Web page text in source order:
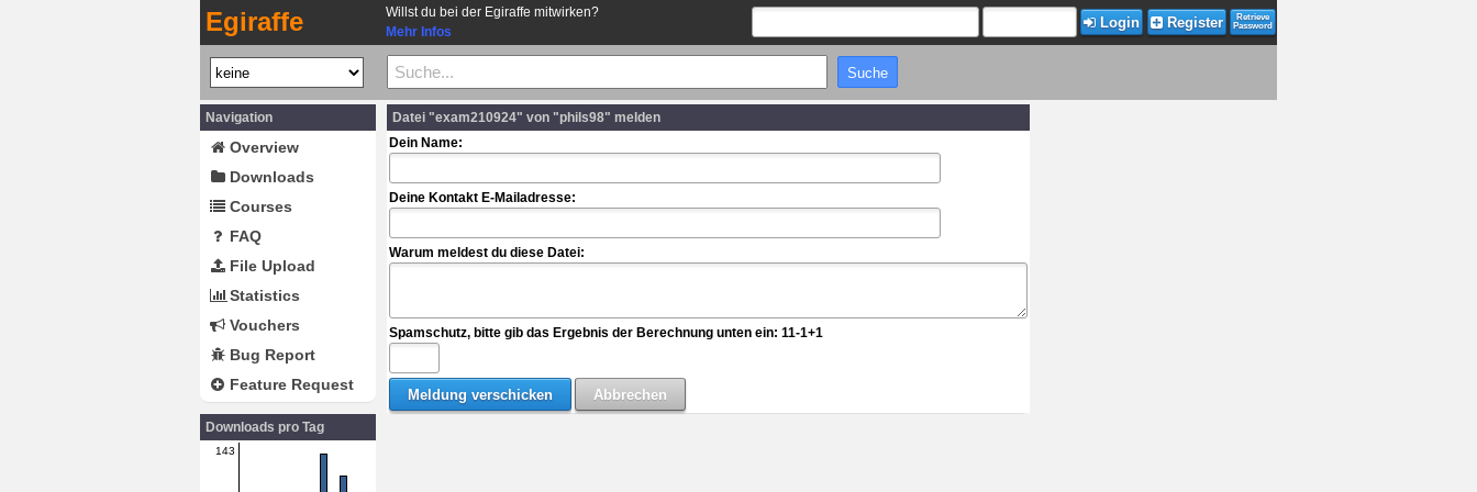
Egiraffe
Willst du bei der Egiraffe mitwirken?
Mehr Infos
Login Register
Retrieve
Password
Navigation
Overview
Downloads
Courses
FAQ
File Upload
Statistics
Vouchers
Bug Report
Feature Request
Downloads pro Tag
143
Datei "exam210924" von "phils98" melden
Dein Name:
Deine Kontakt E-Mailadresse:
Warum meldest du diese Datei:
Spamschutz, bitte gib das Ergebnis der Berechnung unten ein: 11-1+1